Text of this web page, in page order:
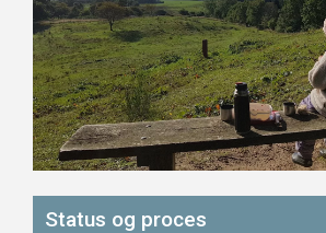
Status og proces